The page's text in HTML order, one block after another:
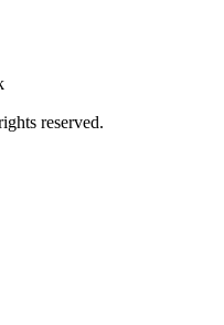
reserved.